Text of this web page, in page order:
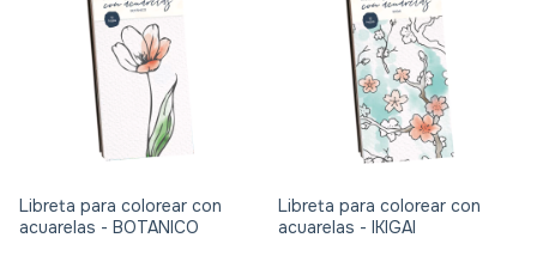
Libreta para colorear con
acuarelas - BOTANICO
Libreta para colorear con
acuarelas - IKIGAI